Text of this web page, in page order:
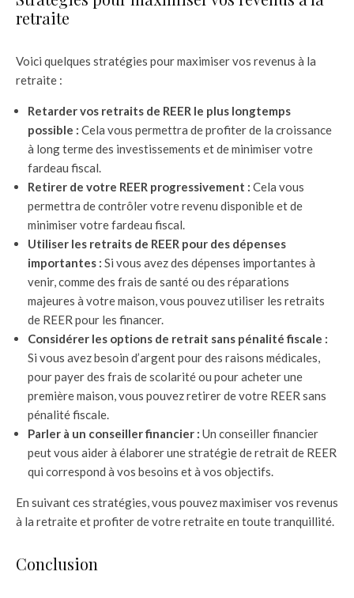
retraite
Voici quelques stratégies pour maximiser vos revenus à la
retraite :
Retarder vos retraits de REER le plus longtemps
possible : Cela vous permettra de profiter de la croissance
à long terme des investissements et de minimiser votre
fardeau fiscal.
Retirer de votre REER progressivement : Cela vous
permettra de contrôler votre revenu disponible et de
minimiser votre fardeau fiscal.
Utiliser les retraits de REER pour des dépenses
importantes : Si vous avez des dépenses importantes à
venir, comme des frais de santé ou des réparations
majeures à votre maison, vous pouvez utiliser les retraits
de REER pour les financer.
Considérer les options de retrait sans pénalité fiscale :
Si vous avez besoin d’argent pour des raisons médicales,
pour payer des frais de scolarité ou pour acheter une
première maison, vous pouvez retirer de votre REER sans
pénalité fiscale.
Parler à un conseiller financier : Un conseiller financier
peut vous aider à élaborer une stratégie de retrait de REER
qui correspond à vos besoins et à vos objectifs.
En suivant ces stratégies, vous pouvez maximiser vos revenus
à la retraite et profiter de votre retraite en toute tranquillité.
Conclusion